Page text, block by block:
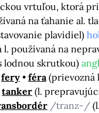
vrtuľou, ktorá pri
na ťahanie al.
plavidiel)
l. používaná na
lodnou skrutkou)
fery féra (prievozná
tanker (l.
/tranz-/